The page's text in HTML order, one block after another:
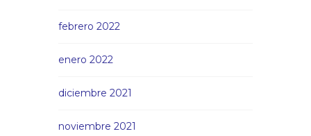
febrero 2022
enero 2022
diciembre 2021
noviembre 2021